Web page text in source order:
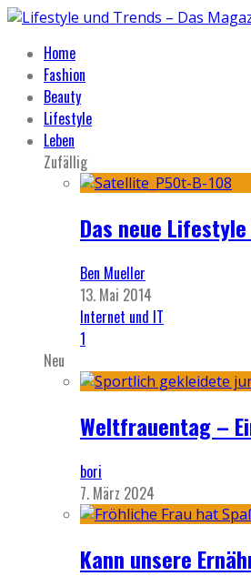
Home
Fashion
Beauty
Lifestyle
Leben
Zufällig
Das neue
Ben Mueller
13. Mai 2014
Internet und IT
1
Neu
Weltfrauentag –
bori
7. März 2024
Kann unsere